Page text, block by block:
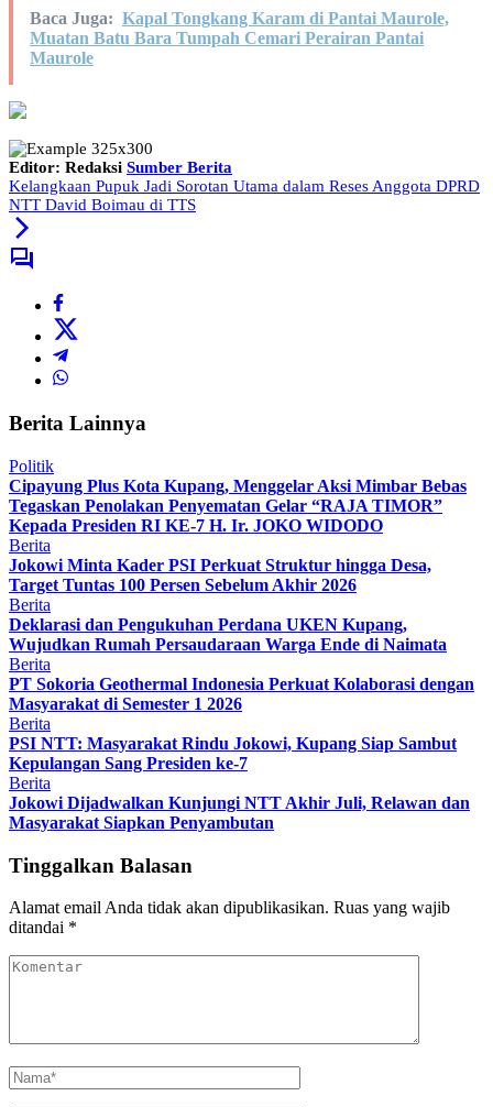
Baca Juga: Kapal Tongkang Karam di Pantai Maurole,
Muatan Batu Bara Tumpah Cemari Perairan Pantai
Maurole
Editor: Redaksi Sumber Berita
Kelangkaan Pupuk Jadi Sorotan Utama dalam Reses Anggota DPRD
NTT David Boimau di TTS
Berita Lainnya
Politik
Cipayung Plus Kota Kupang, Menggelar Aksi Mimbar Bebas
Tegaskan Penolakan Penyematan Gelar “RAJA TIMOR”
Kepada Presiden RI KE-7 H. Ir. JOKO WIDODO
Berita
Jokowi Minta Kader PSI Perkuat Struktur hingga Desa,
Target Tuntas 100 Persen Sebelum Akhir 2026
Berita
Deklarasi dan Pengukuhan Perdana UKEN Kupang,
Wujudkan Rumah Persaudaraan Warga Ende di Naimata
Berita
PT Sokoria Geothermal Indonesia Perkuat Kolaborasi dengan
Masyarakat di Semester 1 2026
Berita
PSI NTT: Masyarakat Rindu Jokowi, Kupang Siap Sambut
Kepulangan Sang Presiden ke-7
Berita
Jokowi Dijadwalkan Kunjungi NTT Akhir Juli, Relawan dan
Masyarakat Siapkan Penyambutan
Tinggalkan Balasan
Alamat email Anda tidak akan dipublikasikan. Ruas yang wajib
ditandai *